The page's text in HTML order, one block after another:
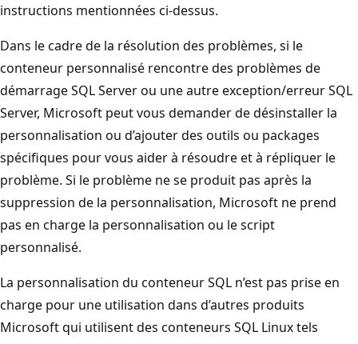
instructions mentionnées ci-dessus.
Dans le cadre de la résolution des problèmes, si le
conteneur personnalisé rencontre des problèmes de
démarrage SQL Server ou une autre exception/erreur SQL
Server, Microsoft peut vous demander de désinstaller la
personnalisation ou d’ajouter des outils ou packages
spécifiques pour vous aider à résoudre et à répliquer le
problème. Si le problème ne se produit pas après la
suppression de la personnalisation, Microsoft ne prend
pas en charge la personnalisation ou le script
personnalisé.
La personnalisation du conteneur SQL n’est pas prise en
charge pour une utilisation dans d’autres produits
Microsoft qui utilisent des conteneurs SQL Linux tels